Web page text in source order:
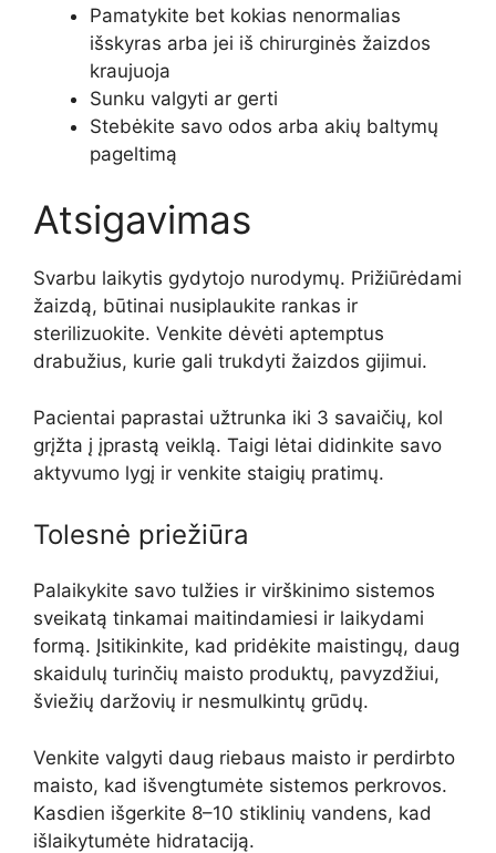
Pamatykite bet kokias nenormalias
išskyras arba jei iš chirurginės žaizdos
kraujuoja
Sunku valgyti ar gerti
Stebėkite savo odos arba akių baltymų
pageltimą
Atsigavimas
Svarbu laikytis gydytojo nurodymų. Prižiūrėdami
žaizdą, būtinai nusiplaukite rankas ir
sterilizuokite. Venkite dėvėti aptemptus
drabužius, kurie gali trukdyti žaizdos gijimui.
Pacientai paprastai užtrunka iki 3 savaičių, kol
grįžta į įprastą veiklą. Taigi lėtai didinkite savo
aktyvumo lygį ir venkite staigių pratimų.
Tolesnė priežiūra
Palaikykite savo tulžies ir virškinimo sistemos
sveikatą tinkamai maitindamiesi ir laikydami
formą. Įsitikinkite, kad pridėkite maistingų, daug
skaidulų turinčių maisto produktų, pavyzdžiui,
šviežių daržovių ir nesmulkintų grūdų.
Venkite valgyti daug riebaus maisto ir perdirbto
maisto, kad išvengtumėte sistemos perkrovos.
Kasdien išgerkite 8–10 stiklinių vandens, kad
išlaikytumėte hidrataciją.